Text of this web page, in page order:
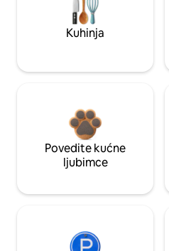
Kuhinja
Povedite kućne
ljubimce